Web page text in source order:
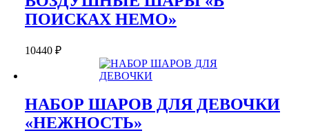
ПОИСКАХ НЕМО»
10440 ₽
НАБОР ШАРОВ ДЛЯ ДЕВОЧКИ
«НЕЖНОСТЬ»